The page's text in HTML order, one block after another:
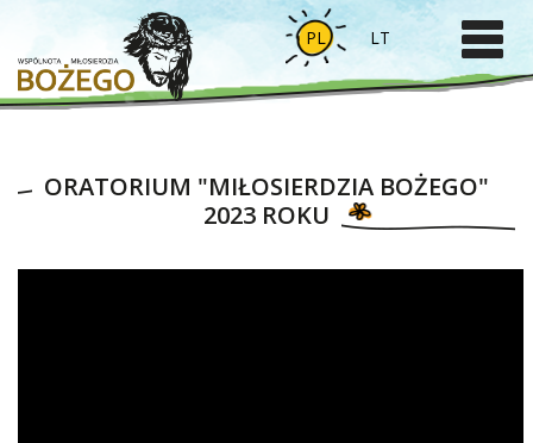
PL LT
ORATORIUM "MIŁOSIERDZIA BOŻEGO"
2023 ROKU